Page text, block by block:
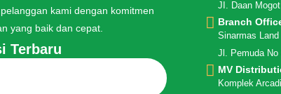
kami dengan komitmen
yang baik dan cepat.
Terbaru
JI. Daan
Branch
Sinarmas
Jl. Pemuda No
MV
Komplek